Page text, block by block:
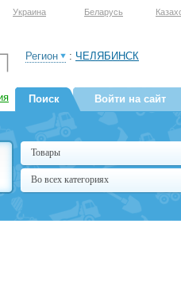
Украина Беларусь
Регион : ЧЕЛЯБИНСК
Поиск Войти на сайт
Товары
Во всех категориях